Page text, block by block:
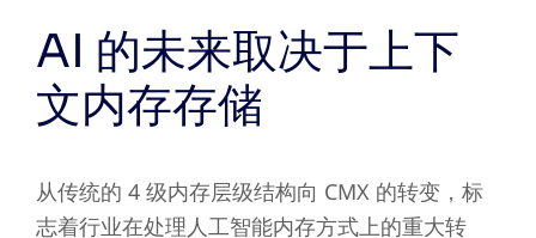
AI 的未来取决于上下
文内存存储
从传统的 4 级内存层级结构向 CMX 的转变，标
志着行业在处理人工智能内存方式上的重大转